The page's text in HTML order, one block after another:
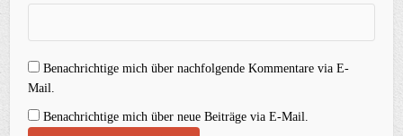
Benachrichtige mich über nachfolgende Kommentare via E-
Mail.
Benachrichtige mich über neue Beiträge via E-Mail.